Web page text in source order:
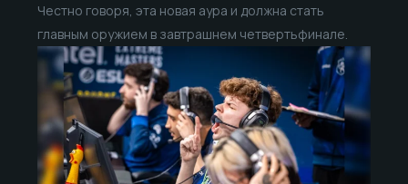
Честно говоря, эта новая аура и должна стать
главным оружием в завтрашнем четвертьфинале.